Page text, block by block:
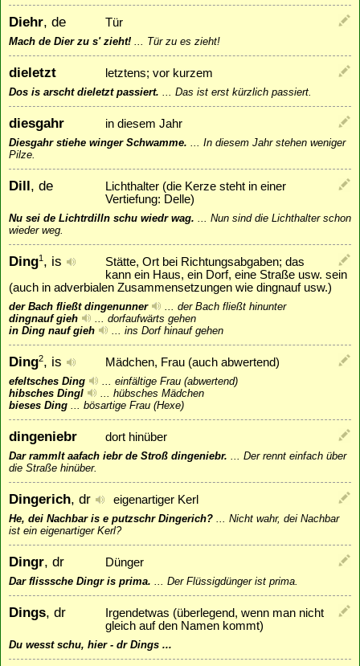
Diehr, de Tür
Mach de Dier zu s' zieht! Tür zu es zieht!
dieletzt letztens; vor kurzem
Dos is arscht dieletzt passiert. Das ist erst kürzlich passiert.
diesgahr in diesem Jahr
Diesgahr stiehe winger Schwamme.
In diesem Jahr stehen weniger
Pilze.
Dill, de
Lichthalter (die Kerze steht in einer
Vertiefung: Delle)
Nu sei de Lichtrdilln schu wiedr wag.
Nun sind die Lichthalter schon
wieder weg.
Ding1 , is
Stätte, Ort bei Richtungsabgaben; das
kann ein Haus, ein Dorf, eine Straße usw. sein
(auch in adverbialen Zusammensetzungen wie dingnauf usw.)
der Bach fließt dingenunner
der Bach fließt hinunter
dingnauf gieh
dorfaufwärts gehen
in Ding nauf gieh
ins Dorf hinauf gehen
Ding2, is Mädchen, Frau (auch abwertend)
efeltsches Ding
einfältige Frau (abwertend)
hibsches Dingl
hübsches Mädchen
bieses Ding
bösartige Frau (Hexe)
dingeniebr dort hinüber
Dar rammlt aafach iebr de Stroß dingeniebr.
Der rennt einfach über
die Straße hinüber.
Dingerich, dr eigenartiger Kerl
He, dei Nachbar is e putzschr Dingerich?
Nicht wahr, dei Nachbar
ist ein eigenartiger Kerl?
Dingr, dr Dünger
Dar flisssche Dingr is prima. Der Flüssigdünger ist prima.
Dings, dr
Irgendetwas (überlegend, wenn man nicht
gleich auf den Namen kommt)
Du wesst schu, hier - dr Dings ...